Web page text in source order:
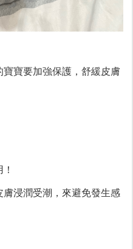
寶要加強保護，舒緩皮膚
浸潤受潮，來避免發生感